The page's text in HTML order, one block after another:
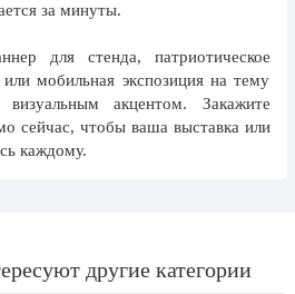
и
за минуты.
для стенда, патриотическое
мобильная экспозиция на тему
акцентом. Закажите
сейчас, чтобы ваша выставка или
каждому.
другие категории